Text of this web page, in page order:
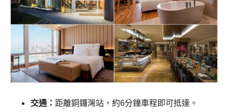
交通： 距離銅鑼灣站，約6分鐘車程即可抵達。